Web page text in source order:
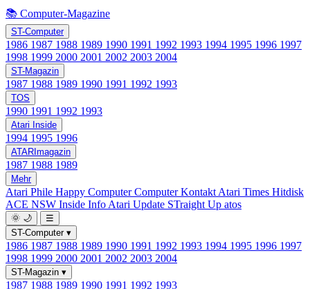
📚 Computer-Magazine
ST-Computer
1986 1987 1988 1989 1990 1991 1992 1993 1994 1995 1996 1997
1998 1999 2000 2001 2002 2003 2004
ST-Magazin
1987 1988 1989 1990 1991 1992 1993
TOS
1990 1991 1992 1993
Atari Inside
1994 1995 1996
ATARImagazin
1987 1988 1989
Mehr
Atari Phile Happy ComputerComputer Kontakt Atari Times Hitdisk
ACE NSW Inside Info Atari Update STraight Up atos
🌞 🌙
☰
ST-Computer ▾
1986 1987 1988 1989 1990 1991 1992 1993 1994 1995 1996 1997
1998 1999 2000 2001 2002 2003 2004
ST-Magazin ▾
1987 1988 1989 1990 1991 1992 1993